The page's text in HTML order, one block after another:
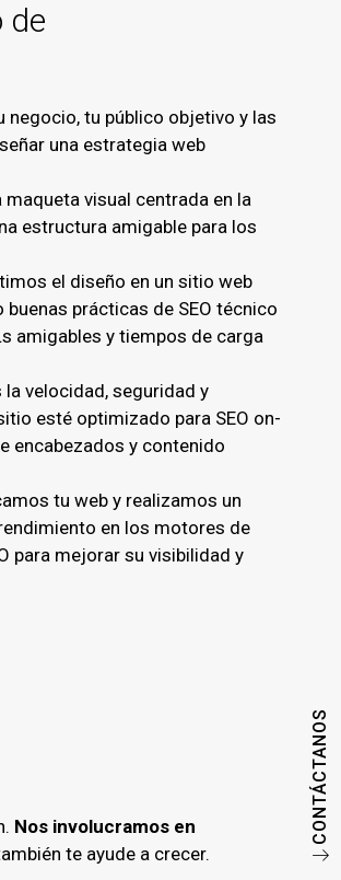
CONTÁCTANOS
de
negocio, tu público objetivo y las
una estrategia web
maqueta visual centrada en la
estructura amigable para los
el diseño en un sitio web
prácticas de SEO técnico
amigables y tiempos de carga
la velocidad, seguridad y
esté optimizado para SEO on-
encabezados y contenido
tu web y realizamos un
en los motores de
para mejorar su visibilidad y
Nos involucramos en
te ayude a crecer.